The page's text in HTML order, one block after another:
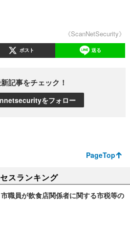
《ScanNetSecurity》
ポスト 送る
記事をチェック！
をフォロー
PageTop
スランキング
職員が飲食店関係者に関する市税等の